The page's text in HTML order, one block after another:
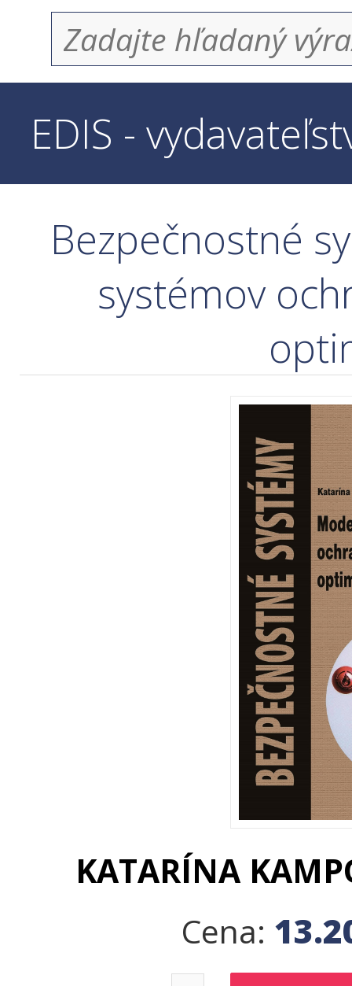
EDIS -
Bezpečnostné
systémov
KATARÍNA
Cena: